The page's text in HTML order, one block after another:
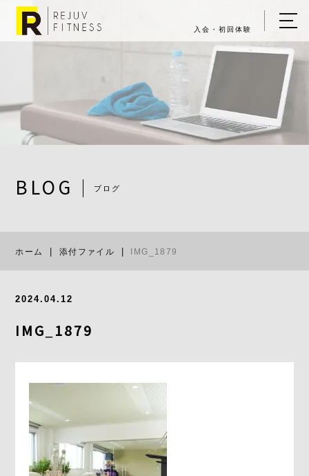
入会・初回体験
BLOG ブログ
ホーム 添付ファイル IMG_1879
2024.04.12
IMG_1879
ホーム
キャンペーン情報
REJUV FITNESSについて
店舗一覧
求人情報
058-338-3504